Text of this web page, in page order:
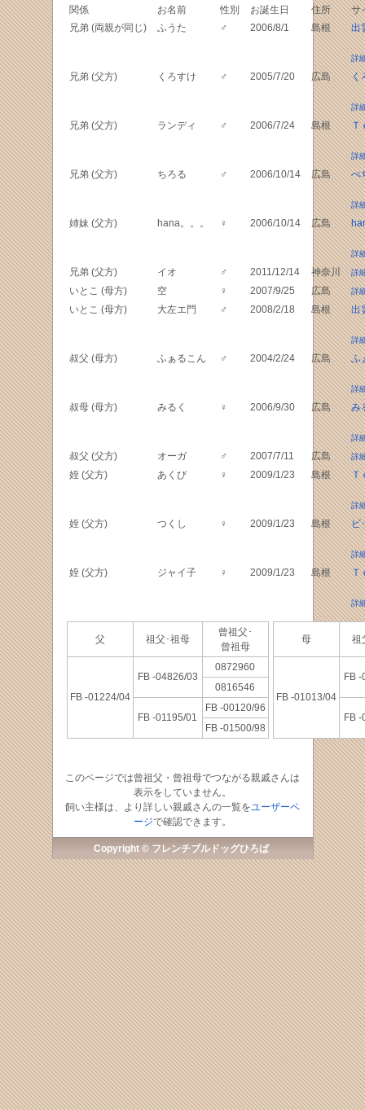
関係 お名前 性別 お誕生日 住所
サ
兄弟 (両親が同じ)
ふうた ♂ 2006/8/1 島根 出
詳
兄弟 (父方) くろすけ ♂ 2005/7/20 広島 く
詳
兄弟 (父方) ランディ ♂ 2006/7/24 島根 Ｔ
詳
兄弟 (父方) ちろる ♂ 2006/10/14 広島 ぺ
詳
姉妹 (父方) hana。。。 ♀ 2006/10/14 広島
詳
兄弟 (父方) イオ ♂ 2011/12/14 神奈川 詳
いとこ (母方) 空 ♀ 2007/9/25 広島 詳
いとこ (母方) 大左エ門 ♂ 2008/2/18 島根 出
詳
叔父 (母方) ふぁるこん ♂ 2004/2/24 広島 ふ
詳
叔母 (母方) みるく ♀ 2006/9/30 広島 み
詳
叔父 (父方) オーガ ♂ 2007/7/11 広島 詳
姪 (父方) あくび ♀ 2009/1/23 島根 Ｔ
詳
姪 (父方) つくし ♀ 2009/1/23 島根 ビ
詳
姪 (父方) ジャイ子 ♀ 2009/1/23 島根 Ｔ
詳
父 祖父･祖母
曾祖父･
曾祖母
FB -01224/04
FB -04826/03
0872960
0816546
FB -01195/01
FB -00120/96
FB -01500/98
母 祖
FB -01013/04
FB
FB
このページでは曾祖父・曾祖母でつながる親戚さんは
表示をしていません。
飼い主様は、より詳しい親戚さんの一覧をユーザーペ
ージで確認できます。
Copyright © フレンチブルドッグひろば